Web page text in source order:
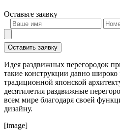
Оставьте заявку
Оставить заявку
Идея раздвижных перегородок
такие конструкции давно широко
традиционной японской
десятилетия раздвижные
всем мире благодаря своей
дизайну.
[image]